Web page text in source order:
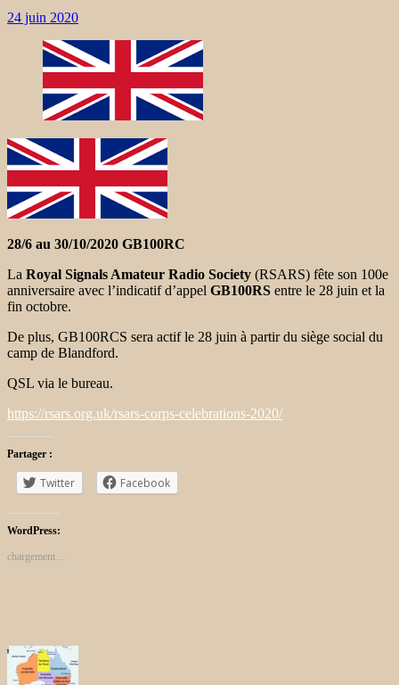
24 juin 2020
28/6 au 30/10/2020 GB100RC
La Royal Signals Amateur Radio Society (RSARS) fête son 100e
anniversaire avec l’indicatif d’appel GB100RS entre le 28 juin et la
fin octobre.
De plus, GB100RCS sera actif le 28 juin à partir du siège social du
camp de Blandford.
QSL via le bureau.
https://rsars.org.uk/rsars-corps-celebrations-2020/
Partager :
Twitter Facebook
WordPress:
chargement…